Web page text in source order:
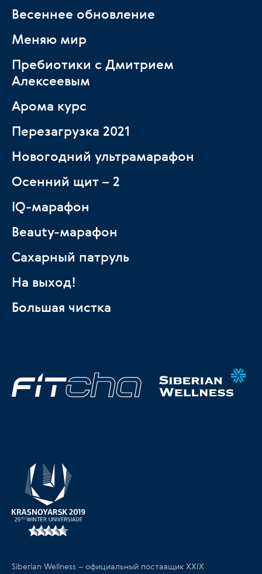
Весеннее обновление
Меняю мир
Пребиотики с Дмитрием
Алексеевым
Арома курс
Перезагрузка 2021
Новогодний ультрамарафон
Осенний щит – 2
IQ-марафон
Beauty-марафон
Сахарный патруль
На выход!
Большая чистка
Siberian Wellness – официальный поставщик XXIX